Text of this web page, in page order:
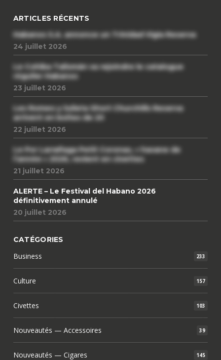
ARTICLES RÉCENTS
Habanos S.A. annonce un Trinidad Vigia Reserva
24 juillet 2026
Le Cohiba Talismán va rejoindre le catalogue
régulier Habanos
23 juillet 2026
Les Romeo y Julieta Short Churchills Reserva
arrivent en boîtes de 20
22 juillet 2026
Le Por Larrañaga Petit Coronas, « havane de
l’année » 2026, revient en civettes
21 juillet 2026
ALERTE – Le Festival del Habano 2026
définitivement annulé
20 juillet 2026
CATÉGORIES
Business 233
Culture 157
Civettes 103
Nouveautés — Accessoires 39
Nouveautés — Cigares 145